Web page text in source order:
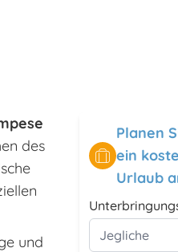
des
und
Planen
ein
Urlaub